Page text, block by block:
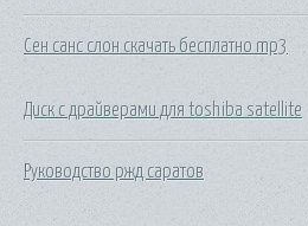
Сен санс слон скачать бесплатно mp3
Диск с драйверами для toshiba satellite
Руководство ржд саратов